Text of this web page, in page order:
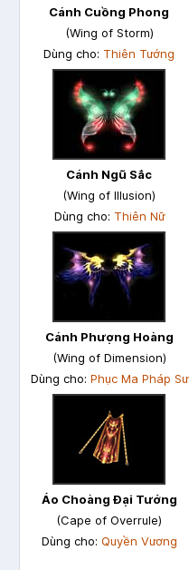
Cánh Cuồng Phong
(Wing of Storm)
Dùng cho: Thiên Tướng
Cánh Ngũ Sắc
(Wing of Illusion)
Dùng cho: Thiên Nữ
Cánh Phượng Hoàng
(Wing of Dimension)
Dùng cho: Phục Ma Pháp Sư
Áo Choàng Đại Tướng
(Cape of Overrule)
Dùng cho: Quyền Vương